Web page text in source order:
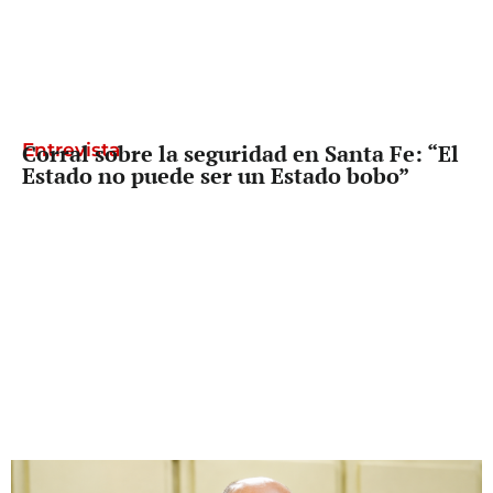
Entrevista
Corral sobre la seguridad en Santa Fe: “El
Estado no puede ser un Estado bobo”